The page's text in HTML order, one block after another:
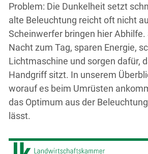
Problem: Die Dunkelheit setzt
alte Beleuchtung reicht oft nicht
Scheinwerfer bringen hier Abhilfe.
Nacht zum Tag, sparen Energie,
Lichtmaschine und sorgen dafür,
Handgriff sitzt. In unserem
worauf es beim Umrüsten
das Optimum aus der
lässt.